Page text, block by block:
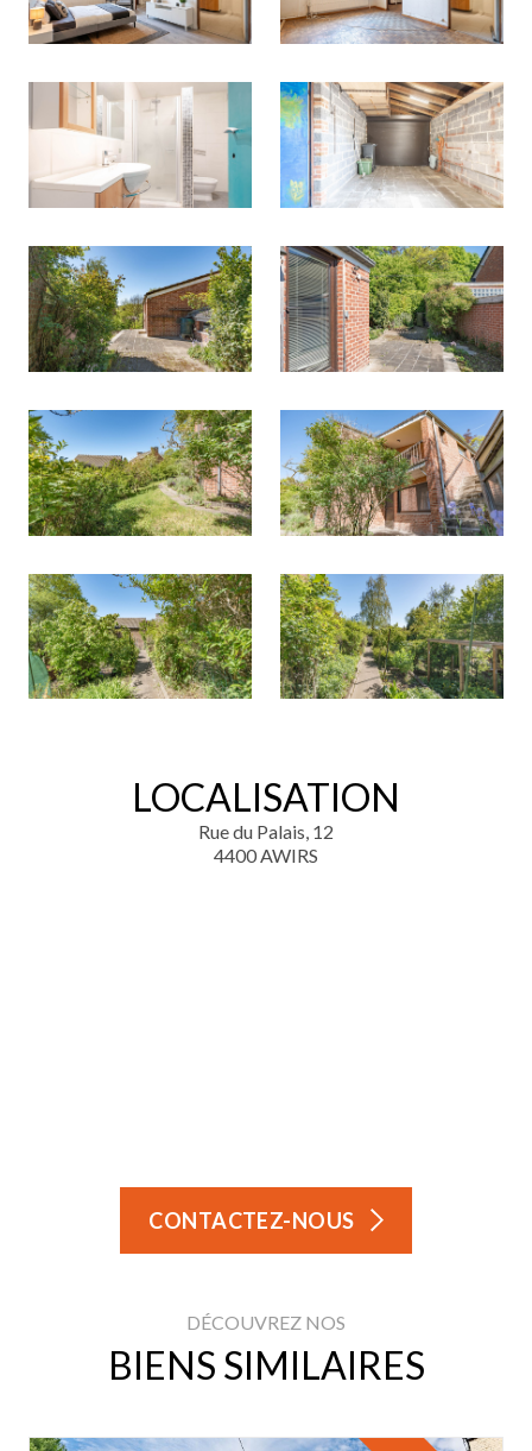
LOCALISATION
Rue du Palais, 12
4400 AWIRS
CONTACTEZ-NOUS
DÉCOUVREZ NOS
BIENS SIMILAIRES